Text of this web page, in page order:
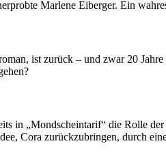
Marlene Eiberger. Ein
ist zurück – und zwar 20
in „Mondscheintarif“ die Rolle
Cora zurückzubringen, durch